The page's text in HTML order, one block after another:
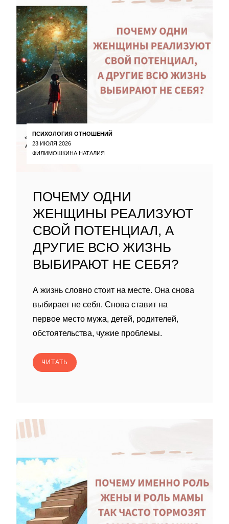
ПСИХОЛОГИЯ ОТНОШЕНИЙ
23 ИЮЛЯ 2026
ФИЛИМОШКИНА НАТАЛИЯ
ПОЧЕМУ ОДНИ
ЖЕНЩИНЫ РЕАЛИЗУЮТ
СВОЙ ПОТЕНЦИАЛ, А
ДРУГИЕ ВСЮ ЖИЗНЬ
ВЫБИРАЮТ НЕ СЕБЯ?
А жизнь словно стоит на месте. Она снова
выбирает не себя. Снова ставит на
первое место мужа, детей, родителей,
обстоятельства, чужие проблемы.
ЧИТАТЬ